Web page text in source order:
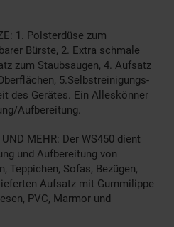
1. Polsterdüse zum
Bürste, 2. Extra schmale
zum Staubsaugen, 4. Aufsatz
5.Selbstreinigungs-
des Gerätes. Ein Alleskönner
Aufbereitung.
UND MEHR: Der WS450 dient
und Aufbereitung von
Teppichen, Sofas, Bezügen,
Aufsatz mit Gummilippe
PVC, Marmor und